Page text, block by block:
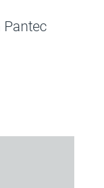
Pantec